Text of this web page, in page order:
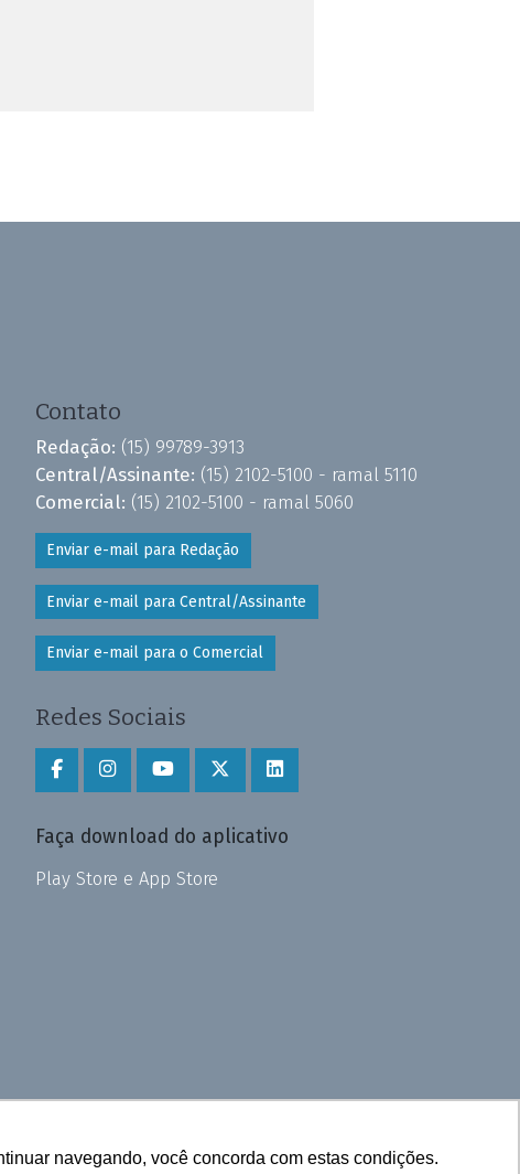
navegando, você concorda com estas condições.
Contato
Redação: (15) 99789-3913
Central/Assinante: (15) 2102-5100 - ramal 5110
Comercial: (15) 2102-5100 - ramal 5060
Enviar e-mail para Redação
Enviar e-mail para Central/Assinante
Enviar e-mail para o Comercial
Redes Sociais
Faça download do aplicativo
Play Store e App Store